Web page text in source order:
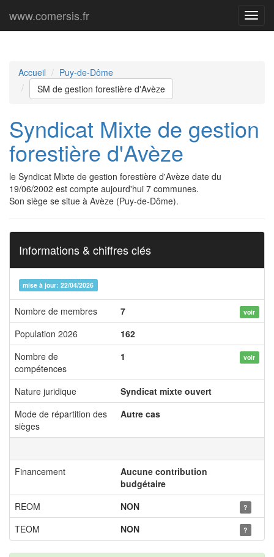
Menu
www.comersis.fr
Accueil
Puy-de-Dôme
SM de gestion forestière d'Avèze
Syndicat Mixte de gestion
forestière d'Avèze
le Syndicat Mixte de gestion forestière d'Avèze date du
19/06/2002 est compte aujourd'hui 7 communes.
Son siège se situe à Avèze (Puy-de-Dôme).
Informations & chiffres clés
mise à jour: 22/04/2026
Nombre de membres 7 voir
Population 2026
162
Nombre de
compétences
1 voir
Nature juridique
Syndicat mixte ouvert
Mode de répartition des
sièges
Autre cas
Financement
Aucune contribution
budgétaire
REOM
NON ?
TEOM NON ?